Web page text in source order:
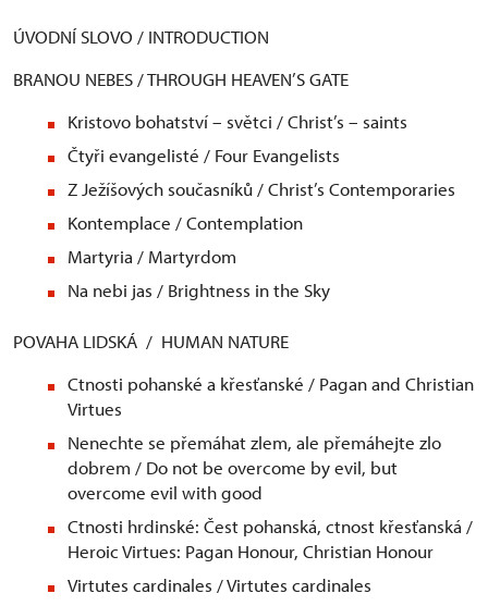
ÚVODNÍ SLOVO / INTRODUCTION
BRANOU NEBES / THROUGH HEAVEN’S GATE
Kristovo bohatství – světci / Christ’s – saints
Čtyři evangelisté / Four Evangelists
Z Ježíšových současníků / Christ’s Contemporaries
Kontemplace / Contemplation
Martyria / Martyrdom
Na nebi jas / Brightness in the Sky
POVAHA LIDSKÁ / HUMAN NATURE
Ctnosti pohanské a křesťanské / Pagan and Christian
Virtues
Nenechte se přemáhat zlem, ale přemáhejte zlo
dobrem / Do not be overcome by evil, but
overcome evil with good
Ctnosti hrdinské: Čest pohanská, ctnost křesťanská /
Heroic Virtues: Pagan Honour, Christian Honour
Virtutes cardinales / Virtutes cardinales